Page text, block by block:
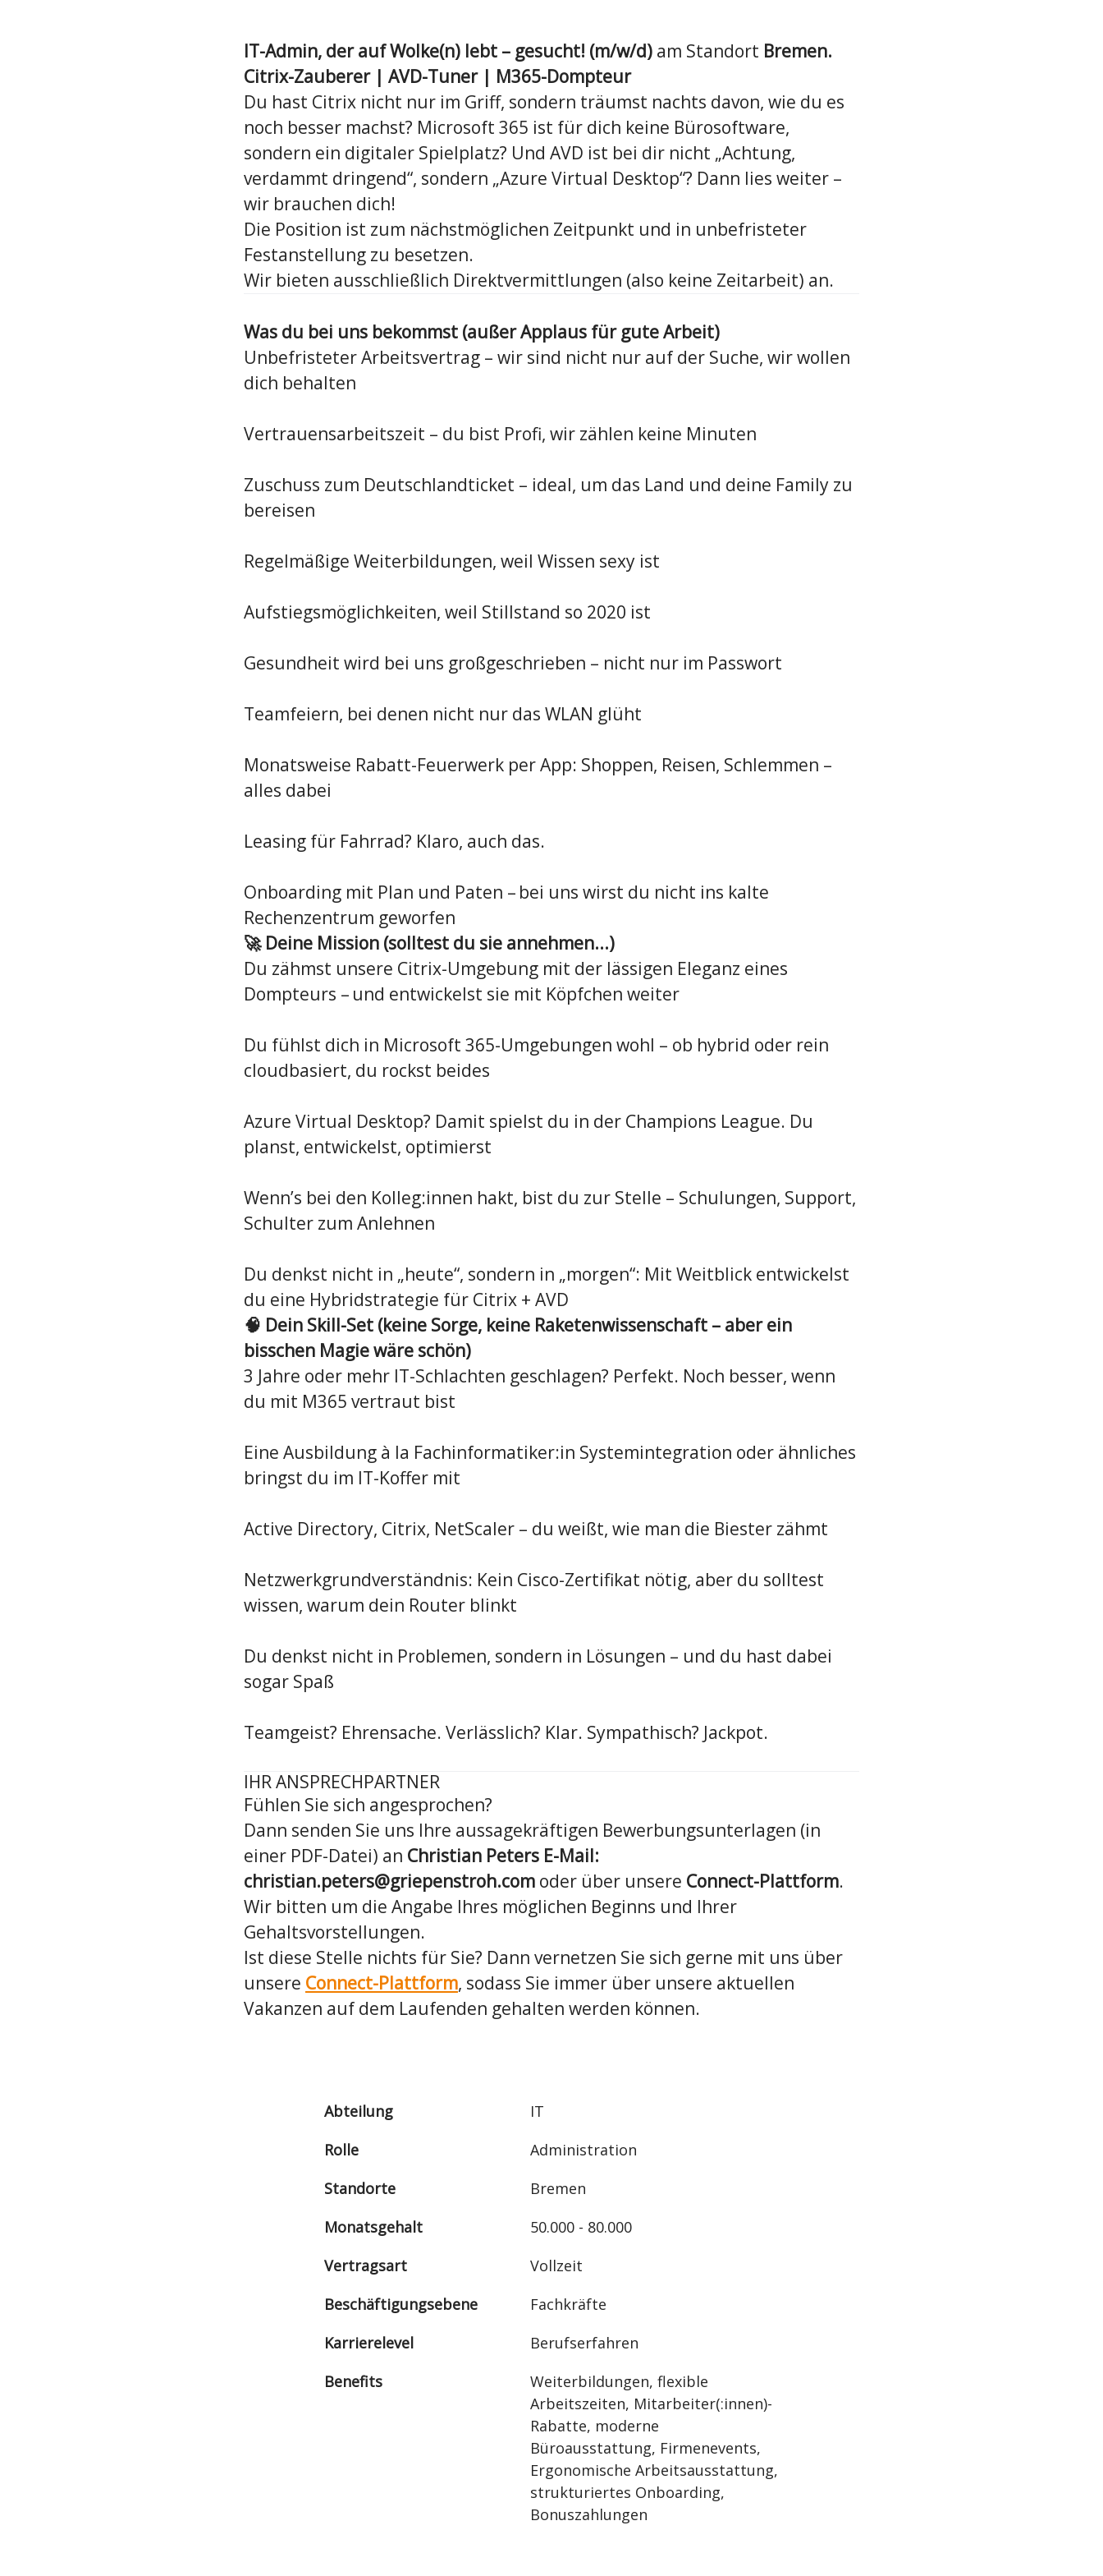
IT-Admin, der auf Wolke(n) lebt – gesucht! (m/w/d) am Standort Bremen.
Citrix-Zauberer | AVD-Tuner | M365-Dompteur
Du hast Citrix nicht nur im Griff, sondern träumst nachts davon, wie du es
noch besser machst? Microsoft 365 ist für dich keine Bürosoftware,
sondern ein digitaler Spielplatz? Und AVD ist bei dir nicht „Achtung,
verdammt dringend“, sondern „Azure Virtual Desktop“? Dann lies weiter –
wir brauchen dich!
Die Position ist zum nächstmöglichen Zeitpunkt und in unbefristeter
Festanstellung zu besetzen.
Wir bieten ausschließlich Direktvermittlungen (also keine Zeitarbeit) an.
Was du bei uns bekommst (außer Applaus für gute Arbeit)
Unbefristeter Arbeitsvertrag – wir sind nicht nur auf der Suche, wir wollen
dich behalten
Vertrauensarbeitszeit – du bist Profi, wir zählen keine Minuten
Zuschuss zum Deutschlandticket – ideal, um das Land und deine Family zu
bereisen
Regelmäßige Weiterbildungen, weil Wissen sexy ist
Aufstiegsmöglichkeiten, weil Stillstand so 2020 ist
Gesundheit wird bei uns großgeschrieben – nicht nur im Passwort
Teamfeiern, bei denen nicht nur das WLAN glüht
Monatsweise Rabatt-Feuerwerk per App: Shoppen, Reisen, Schlemmen –
alles dabei
Leasing für Fahrrad? Klaro, auch das.
Onboarding mit Plan und Paten – bei uns wirst du nicht ins kalte
Rechenzentrum geworfen
🚀 Deine Mission (solltest du sie annehmen...)
Du zähmst unsere Citrix-Umgebung mit der lässigen Eleganz eines
Dompteurs – und entwickelst sie mit Köpfchen weiter
Du fühlst dich in Microsoft 365-Umgebungen wohl – ob hybrid oder rein
cloudbasiert, du rockst beides
Azure Virtual Desktop? Damit spielst du in der Champions League. Du
planst, entwickelst, optimierst
Wenn’s bei den Kolleg:innen hakt, bist du zur Stelle – Schulungen, Support,
Schulter zum Anlehnen
Du denkst nicht in „heute“, sondern in „morgen“: Mit Weitblick entwickelst
du eine Hybridstrategie für Citrix + AVD
🧠 Dein Skill-Set (keine Sorge, keine Raketenwissenschaft – aber ein
bisschen Magie wäre schön)
3 Jahre oder mehr IT-Schlachten geschlagen? Perfekt. Noch besser, wenn
du mit M365 vertraut bist
Eine Ausbildung à la Fachinformatiker:in Systemintegration oder ähnliches
bringst du im IT-Koffer mit
Active Directory, Citrix, NetScaler – du weißt, wie man die Biester zähmt
Netzwerkgrundverständnis: Kein Cisco-Zertifikat nötig, aber du solltest
wissen, warum dein Router blinkt
Du denkst nicht in Problemen, sondern in Lösungen – und du hast dabei
sogar Spaß
Teamgeist? Ehrensache. Verlässlich? Klar. Sympathisch? Jackpot.
IHR ANSPRECHPARTNER
Fühlen Sie sich angesprochen?
Dann senden Sie uns Ihre aussagekräftigen Bewerbungsunterlagen (in
einer PDF-Datei) an Christian Peters E-Mail:
christian.peters@griepenstroh.com oder über unsere Connect-Plattform.
Wir bitten um die Angabe Ihres möglichen Beginns und Ihrer
Gehaltsvorstellungen.
Ist diese Stelle nichts für Sie? Dann vernetzen Sie sich gerne mit uns über
unsere Connect-Plattform, sodass Sie immer über unsere aktuellen
Vakanzen auf dem Laufenden gehalten werden können.
Abteilung
IT
Rolle
Administration
Standorte
Bremen
Monatsgehalt
50.000 - 80.000
Vertragsart
Vollzeit
Beschäftigungsebene
Fachkräfte
Karrierelevel
Berufserfahren
Benefits
Weiterbildungen, flexible
Arbeitszeiten, Mitarbeiter(:innen)-
Rabatte, moderne
Büroausstattung, Firmenevents,
Ergonomische Arbeitsausstattung,
strukturiertes Onboarding,
Bonuszahlungen